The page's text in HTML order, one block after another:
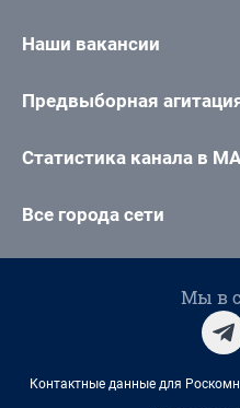
Наши вакансии
Предвыборная
Статистика канала в
Все города сети
Мы в
Контактные данные для